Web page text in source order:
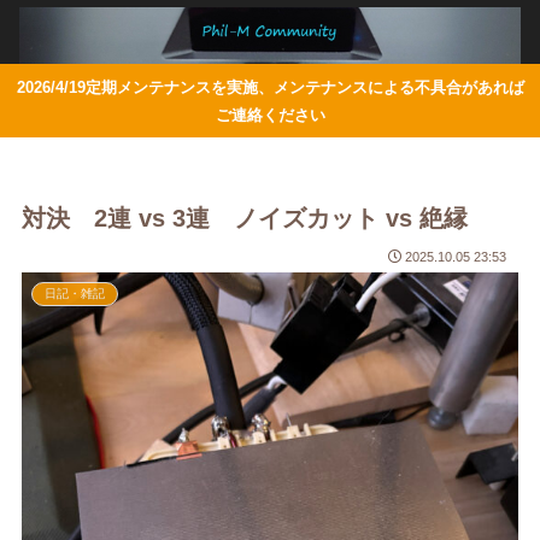
2026/4/19定期メンテナンスを実施、メンテナンスによる不具合があれば
ご連絡ください
対決 2連 vs 3連 ノイズカット vs 絶縁
2025.10.05 23:53
日記・雑記